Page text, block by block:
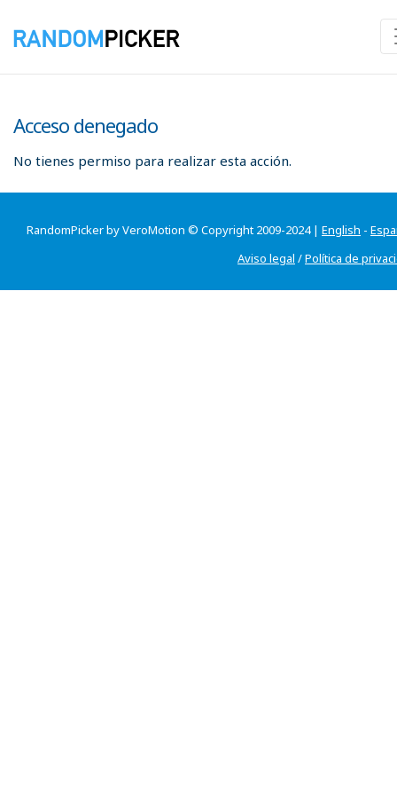
Acceso denegado
No tienes permiso para realizar esta acción.
RandomPicker by VeroMotion © Copyright 2009-2024 | English -
Aviso legal /Política de